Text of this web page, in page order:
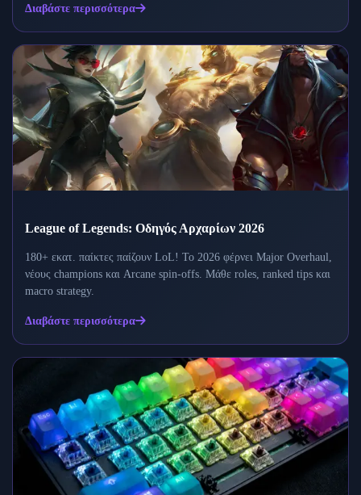
Διαβάστε περισσότερα
League of Legends: Οδηγός Αρχαρίων 2026
180+ εκατ. παίκτες παίζουν LoL! Το 2026 φέρνει Major Overhaul,
νέους champions και Arcane spin-offs. Μάθε roles, ranked tips και
macro strategy.
Διαβάστε περισσότερα